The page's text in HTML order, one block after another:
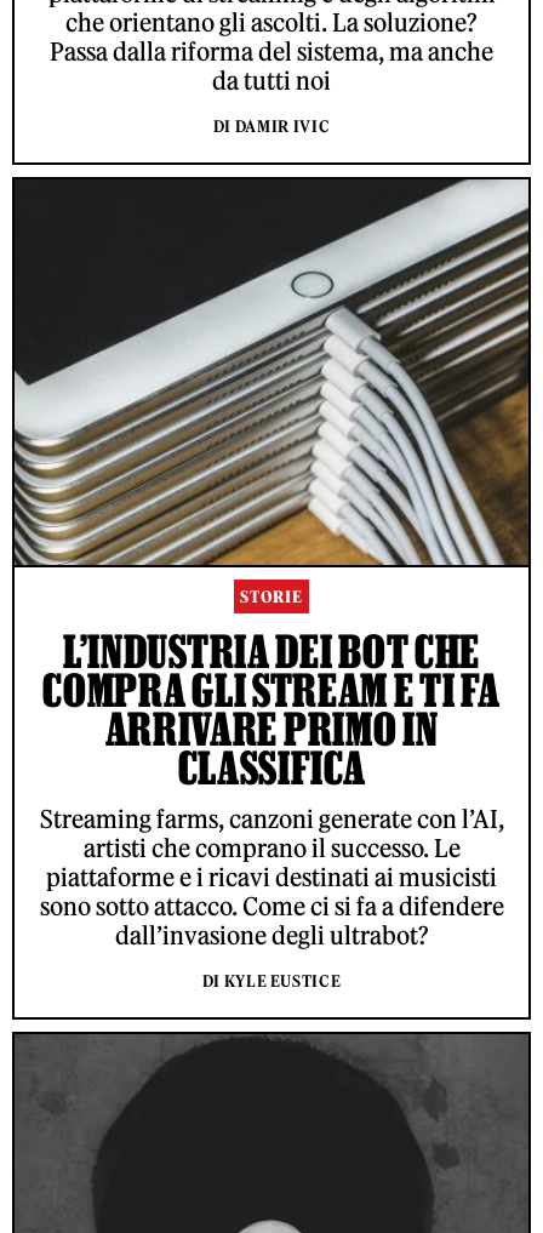
che orientano gli ascolti. La soluzione?
Passa dalla riforma del sistema, ma anche
da tutti noi
DI DAMIR IVIC
STORIE
L’INDUSTRIA DEI BOT CHE
COMPRA GLI STREAM E TI FA
ARRIVARE PRIMO IN
CLASSIFICA
Streaming farms, canzoni generate con l’AI,
artisti che comprano il successo. Le
piattaforme e i ricavi destinati ai musicisti
sono sotto attacco. Come ci si fa a difendere
dall’invasione degli ultrabot?
DI KYLE EUSTICE